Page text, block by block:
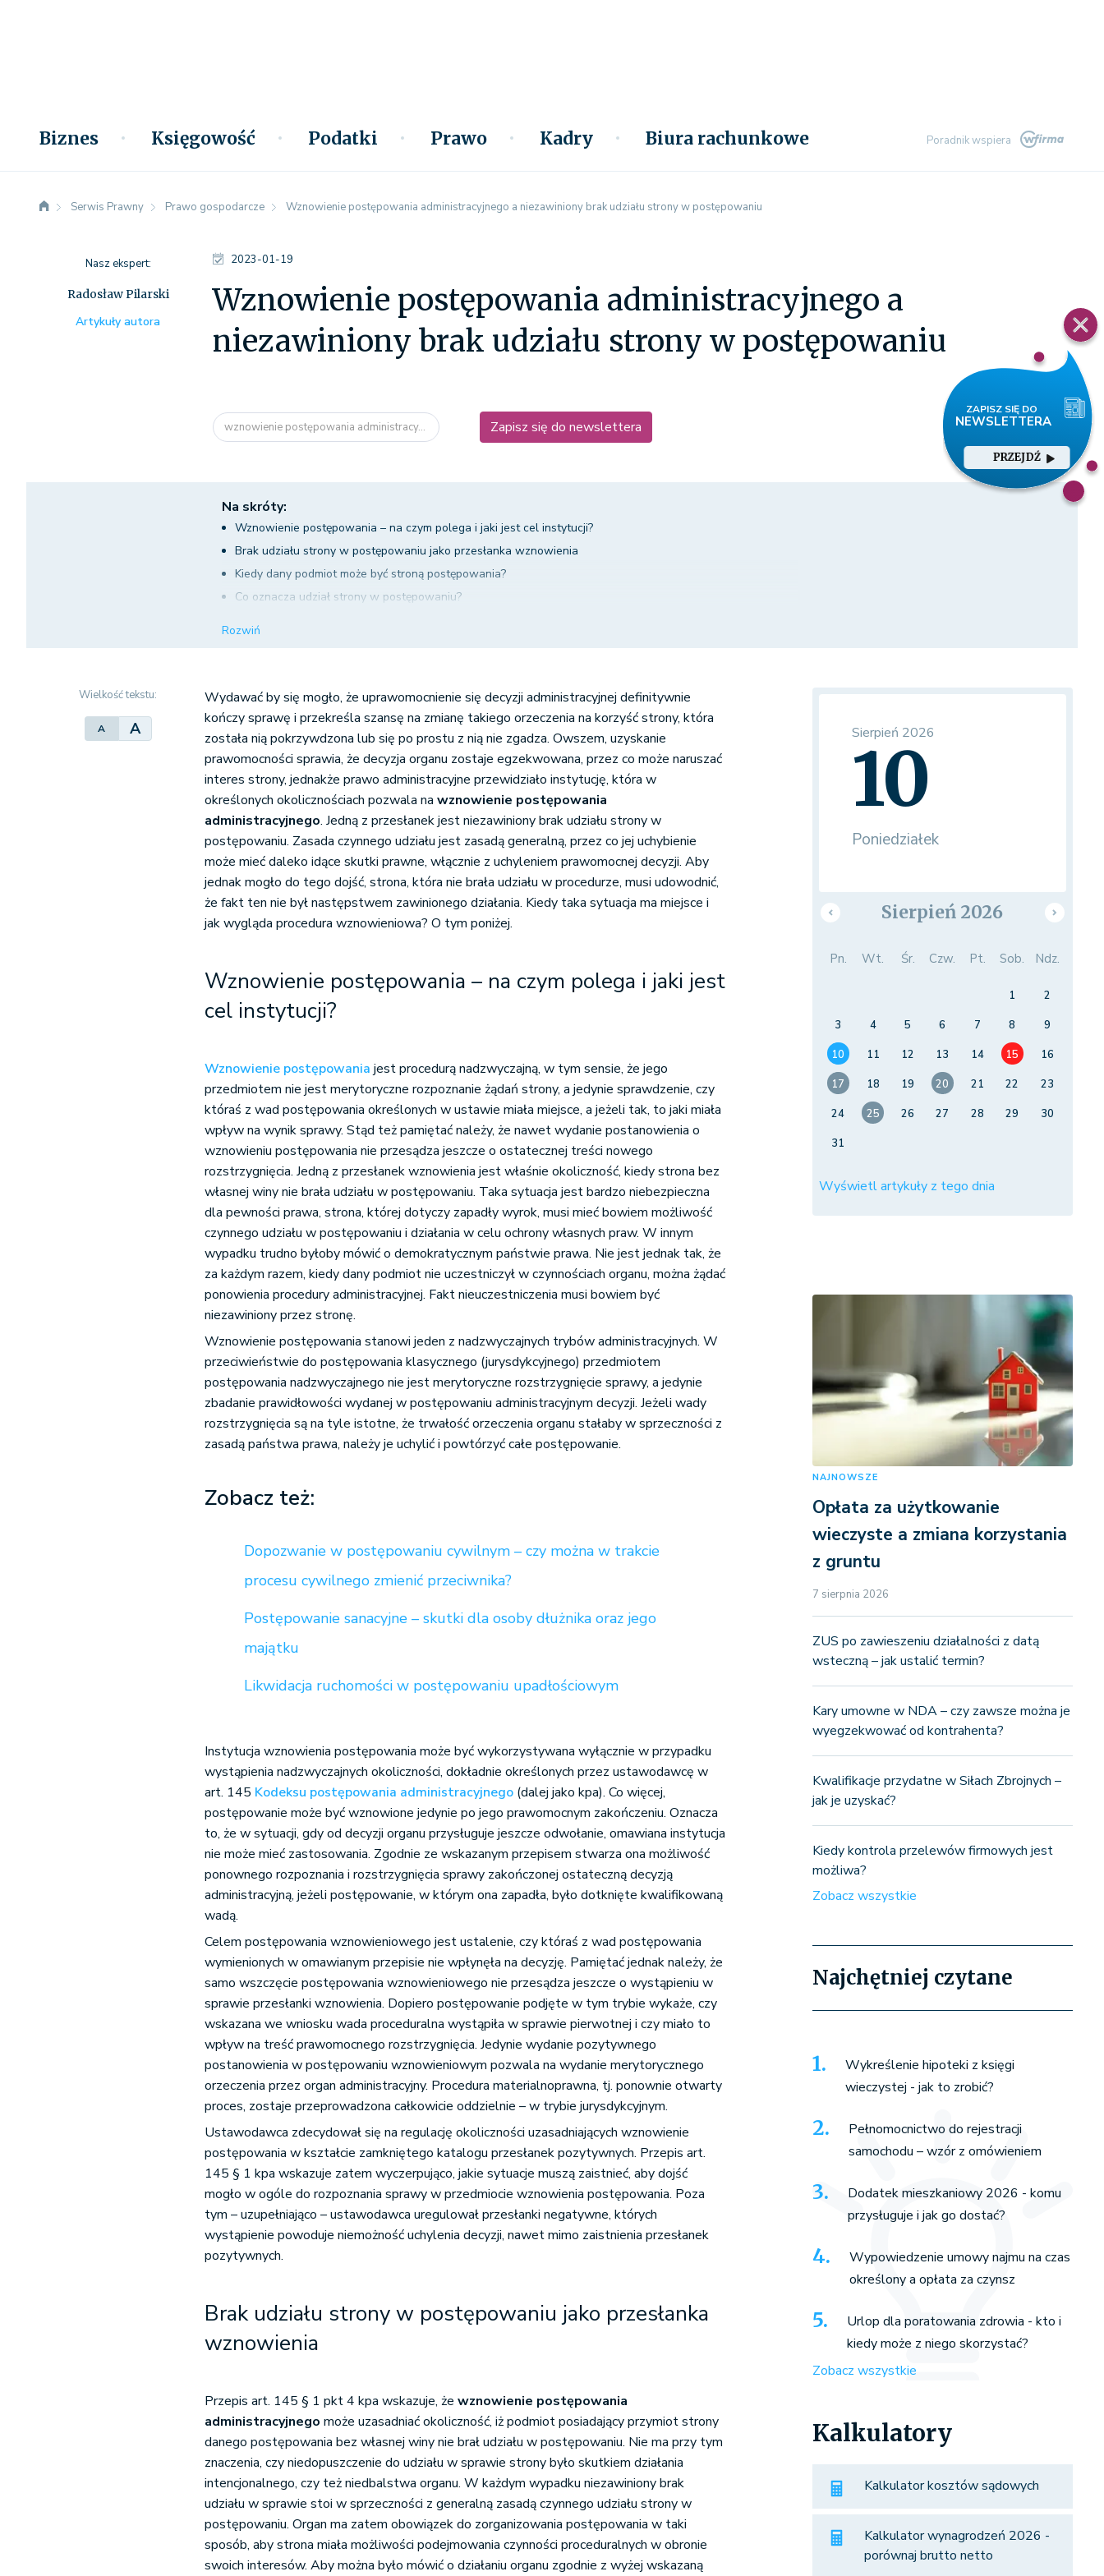
Biznes Księgowość Podatki Prawo Kadry Biura rachunkowe Poradnik wspiera
PRZEJDŹ
Serwis Prawny Prawo gospodarcze Wznowienie postępowania administracyjnego a niezawiniony brak udziału strony w postępowaniu
2023-01-19
Wznowienie postępowania administracyjnego a
niezawiniony brak udziału strony w postępowaniu
wznowienie postępowania administracy... Zapisz się do newslettera
Nasz ekspert:
Radosław Pilarski
Artykuły autora
Na skróty:
Wznowienie postępowania – na czym polega i jaki jest cel instytucji?
Brak udziału strony w postępowaniu jako przesłanka wznowienia
Kiedy dany podmiot może być stroną postępowania?
Co oznacza udział strony w postępowaniu?
Rozwiń
Wielkość tekstu:
A A
Wydawać by się mogło, że uprawomocnienie się decyzji administracyjnej definitywnie
kończy sprawę i przekreśla szansę na zmianę takiego orzeczenia na korzyść strony, która
została nią pokrzywdzona lub się po prostu z nią nie zgadza. Owszem, uzyskanie
prawomocności sprawia, że decyzja organu zostaje egzekwowana, przez co może naruszać
interes strony, jednakże prawo administracyjne przewidziało instytucję, która w
określonych okolicznościach pozwala nawznowienie postępowania
administracyjnego. Jedną z przesłanek jest niezawiniony brak udziału strony w
postępowaniu. Zasada czynnego udziału jest zasadą generalną, przez co jej uchybienie
może mieć daleko idące skutki prawne, włącznie z uchyleniem prawomocnej decyzji. Aby
jednak mogło do tego dojść, strona, która nie brała udziału w procedurze, musi udowodnić,
że fakt ten nie był następstwem zawinionego działania. Kiedy taka sytuacja ma miejsce i
jak wygląda procedura wznowieniowa? O tym poniżej.
Wznowienie postępowania – na czym polega i jaki jest
cel instytucji?
Wznowienie postępowania jest procedurą nadzwyczajną, w tym sensie, że jego
przedmiotem nie jest merytoryczne rozpoznanie żądań strony, a jedynie sprawdzenie, czy
któraś z wad postępowania określonych w ustawie miała miejsce, a jeżeli tak, to jaki miała
wpływ na wynik sprawy. Stąd też pamiętać należy, że nawet wydanie postanowienia o
wznowieniu postępowania nie przesądza jeszcze o ostatecznej treści nowego
rozstrzygnięcia. Jedną z przesłanek wznowienia jest właśnie okoliczność, kiedy strona bez
własnej winy nie brała udziału w postępowaniu. Taka sytuacja jest bardzo niebezpieczna
dla pewności prawa, strona, której dotyczy zapadły wyrok, musi mieć bowiem możliwość
czynnego udziału w postępowaniu i działania w celu ochrony własnych praw. W innym
wypadku trudno byłoby mówić o demokratycznym państwie prawa. Nie jest jednak tak, że
za każdym razem, kiedy dany podmiot nie uczestniczył w czynnościach organu, można żądać
ponowienia procedury administracyjnej. Fakt nieuczestniczenia musi bowiem być
niezawiniony przez stronę.
Wznowienie postępowania stanowi jeden z nadzwyczajnych trybów administracyjnych. W
przeciwieństwie do postępowania klasycznego (jurysdykcyjnego) przedmiotem
postępowania nadzwyczajnego nie jest merytoryczne rozstrzygnięcie sprawy, a jedynie
zbadanie prawidłowości wydanej w postępowaniu administracyjnym decyzji. Jeżeli wady
rozstrzygnięcia są na tyle istotne, że trwałość orzeczenia organu stałaby w sprzeczności z
zasadą państwa prawa, należy je uchylić i powtórzyć całe postępowanie.
Zobacz też:
Dopozwanie w postępowaniu cywilnym – czy można w trakcie
procesu cywilnego zmienić przeciwnika?
Postępowanie sanacyjne – skutki dla osoby dłużnika oraz jego
majątku
Likwidacja ruchomości w postępowaniu upadłościowym
Instytucja wznowienia postępowania może być wykorzystywana wyłącznie w przypadku
wystąpienia nadzwyczajnych okoliczności, dokładnie określonych przez ustawodawcę w
art. 145 Kodeksu postępowania administracyjnego (dalej jako kpa). Co więcej,
postępowanie może być wznowione jedynie po jego prawomocnym zakończeniu. Oznacza
to, że w sytuacji, gdy od decyzji organu przysługuje jeszcze odwołanie, omawiana instytucja
nie może mieć zastosowania. Zgodnie ze wskazanym przepisem stwarza ona możliwość
ponownego rozpoznania i rozstrzygnięcia sprawy zakończonej ostateczną decyzją
administracyjną, jeżeli postępowanie, w którym ona zapadła, było dotknięte kwalifikowaną
wadą.
Celem postępowania wznowieniowego jest ustalenie, czy któraś z wad postępowania
wymienionych w omawianym przepisie nie wpłynęła na decyzję. Pamiętać jednak należy, że
samo wszczęcie postępowania wznowieniowego nie przesądza jeszcze o wystąpieniu w
sprawie przesłanki wznowienia. Dopiero postępowanie podjęte w tym trybie wykaże, czy
wskazana we wniosku wada proceduralna wystąpiła w sprawie pierwotnej i czy miało to
wpływ na treść prawomocnego rozstrzygnięcia. Jedynie wydanie pozytywnego
postanowienia w postępowaniu wznowieniowym pozwala na wydanie merytorycznego
orzeczenia przez organ administracyjny. Procedura materialnoprawna, tj. ponownie otwarty
proces, zostaje przeprowadzona całkowicie oddzielnie – w trybie jurysdykcyjnym.
Ustawodawca zdecydował się na regulację okoliczności uzasadniających wznowienie
postępowania w kształcie zamkniętego katalogu przesłanek pozytywnych. Przepis art.
145 § 1 kpa wskazuje zatem wyczerpująco, jakie sytuacje muszą zaistnieć, aby dojść
mogło w ogóle do rozpoznania sprawy w przedmiocie wznowienia postępowania. Poza
tym – uzupełniająco – ustawodawca uregulował przesłanki negatywne, których
wystąpienie powoduje niemożność uchylenia decyzji, nawet mimo zaistnienia przesłanek
pozytywnych.
Brak udziału strony w postępowaniu jako przesłanka
wznowienia
Przepis art. 145 § 1 pkt 4 kpa wskazuje, żewznowienie postępowania
administracyjnego może uzasadniać okoliczność, iż podmiot posiadający przymiot strony
danego postępowania bez własnej winy nie brał udziału w postępowaniu. Nie ma przy tym
znaczenia, czy niedopuszczenie do udziału w sprawie strony było skutkiem działania
intencjonalnego, czy też niedbalstwa organu. W każdym wypadku niezawiniony brak
udziału w sprawie stoi w sprzeczności z generalną zasadą czynnego udziału strony w
postępowaniu. Organ ma zatem obowiązek do zorganizowania postępowania w taki
sposób, aby strona miała możliwości podejmowania czynności proceduralnych w obronie
swoich interesów. Aby można było mówić o działaniu organu zgodnie z wyżej wskazaną
Sierpień 2026
10
Poniedziałek
Sierpień 2026
Pn. Wt. Śr. Czw. Pt. Sob. Ndz.
1
2
3
4 5 6 7 8
9
10
11 12 13 14 15
16
17
18 19 20 21 22
23
24
25 26 27 28 29
30
31
Wyświetl artykuły z tego dnia
NAJNOWSZE
Opłata za użytkowanie
wieczyste a zmiana korzystania
z gruntu
7 sierpnia 2026
ZUS po zawieszeniu działalności z datą
wsteczną – jak ustalić termin?
Kary umowne w NDA – czy zawsze można je
wyegzekwować od kontrahenta?
Kwalifikacje przydatne w Siłach Zbrojnych –
jak je uzyskać?
Kiedy kontrola przelewów firmowych jest
możliwa?
Zobacz wszystkie
Najchętniej czytane
Wykreślenie hipoteki z księgi
wieczystej - jak to zrobić?
Pełnomocnictwo do rejestracji
samochodu – wzór z omówieniem
Dodatek mieszkaniowy 2026 - komu
przysługuje i jak go dostać?
Wypowiedzenie umowy najmu na czas
określony a opłata za czynsz
Urlop dla poratowania zdrowia - kto i
kiedy może z niego skorzystać?
Zobacz wszystkie
Kalkulatory
Kalkulator kosztów sądowych
Kalkulator wynagrodzeń 2026 -
porównaj brutto netto